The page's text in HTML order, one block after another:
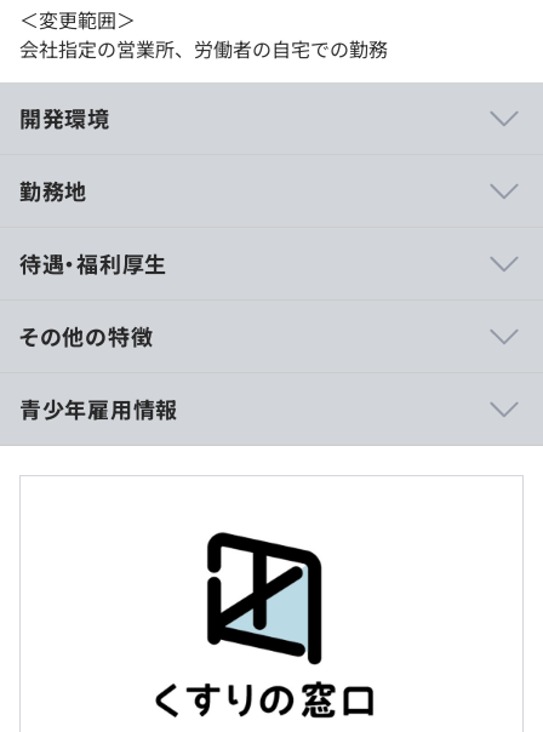
＜変更範囲＞
会社指定の営業所、労働者の自宅での勤務
開発環境
患者様第一をモットーに、患者様が使いやすいサービスは
護施設に対して、お仕事の効率化やコスト削減ができるプ
ロダクトを提供しています。くすりの窓口が提供するどの
決することによる体験の向上にフォーカスしており、利用
者のニーズに耳を傾け、その多くの声をできる限り商品や
サービスのアップデートに生かしています。
・『EPAREKくすりの窓口』：月間2,300万PV、累計1,000
万予約を超える国内最大級の薬局・ドラッグストア検索、
・『EPARKお薬手帳』：150万DLを超える、家族全員の服
薬情報を簡単にデータ管理できる、電子お薬手帳アプリ
勤務地
待遇・福利厚生
■賃金の決定方法：当社規定により決定いたします
■月給：約270,000円
・基本給：約210,000円
は年収提示額を保証するものではありません）
その他の特徴
青少年雇用情報
過去３年間の新卒採用者数・離職者数
前年度 採用者数4人 離職者数0人
2年度前 採用者数4人 離職者数0人
3年度前 採用者数4人 離職者数0人
過去３年間の新卒採用者数の男女別人数
前年度 男性3人 女性1人
2年度前 男性4人 女性0人